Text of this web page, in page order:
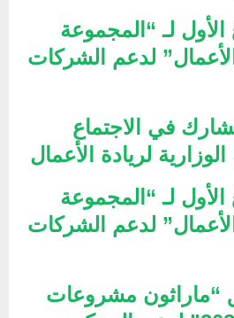
الأول لـ “المجموعة
الأعمال” لدعم الشركات
في الاجتماع
لريادة الأعمال
الأول لـ “المجموعة
الأعمال” لدعم الشركات
“ماراثون مشروعات